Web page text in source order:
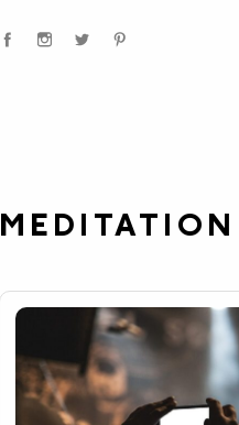
MEDITATION